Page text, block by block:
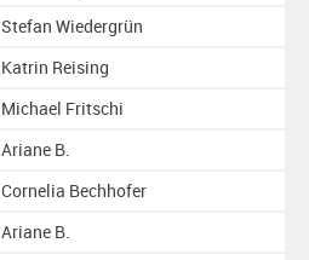
Stefan Wiedergrün
Katrin Reising
Michael Fritschi
Ariane B.
Cornelia Bechhofer
Ariane B.